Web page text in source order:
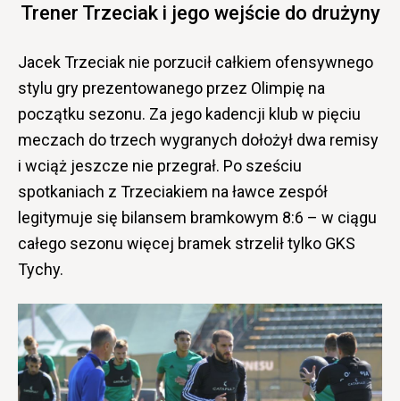
Trener Trzeciak i jego wejście do drużyny
Jacek Trzeciak nie porzucił całkiem ofensywnego
stylu gry prezentowanego przez Olimpię na
początku sezonu. Za jego kadencji klub w pięciu
meczach do trzech wygranych dołożył dwa remisy
i wciąż jeszcze nie przegrał. Po sześciu
spotkaniach z Trzeciakiem na ławce zespół
legitymuje się bilansem bramkowym 8:6 – w ciągu
całego sezonu więcej bramek strzelił tylko GKS
Tychy.